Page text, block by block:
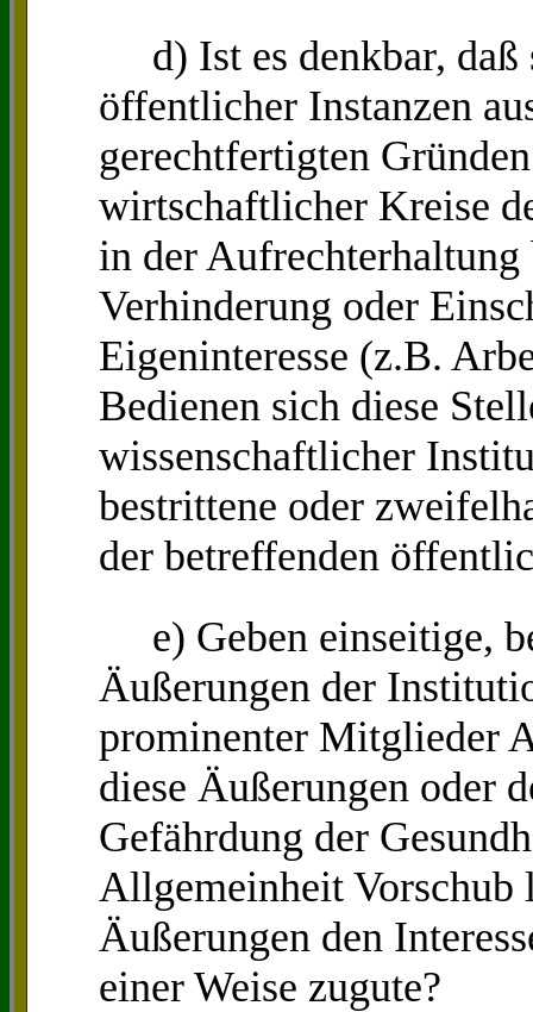
d) Ist es denkbar, daß
öffentlicher Instanzen
gerechtfertigten
wirtschaftlicher Kreise
in der Aufrechterhaltung
Verhinderung oder
Eigeninteresse (z.B.
Bedienen sich diese
wissenschaftlicher
bestrittene oder
der betreffenden
e) Geben einseitige,
Äußerungen der
prominenter Mitglieder
diese Äußerungen oder
Gefährdung der
Allgemeinheit Vorschub
Äußerungen den
einer Weise zugute?